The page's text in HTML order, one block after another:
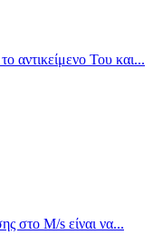
αντικείμενο Του και...
στο M/s είναι να...